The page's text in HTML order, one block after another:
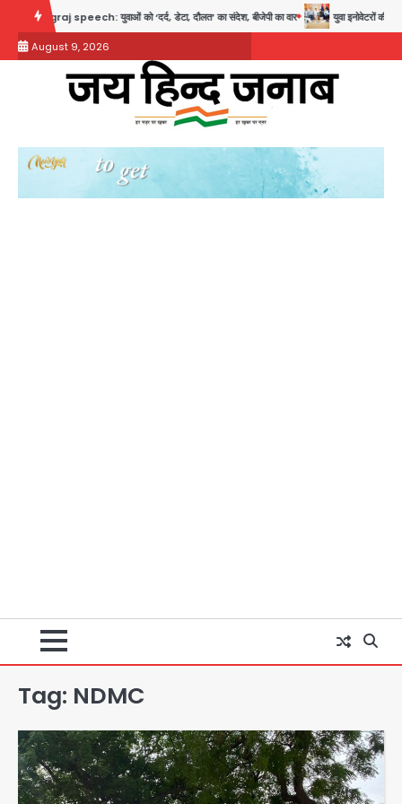
content
speech: युवाओं को ‘दर्द, डेटा, दौलत’ का संदेश, बीजेपी का वार युवा इनोवेटरों की सोच से हाईटेक
August 9, 2026
Tag: NDMC
Rahul Gandhi’s Prayagraj